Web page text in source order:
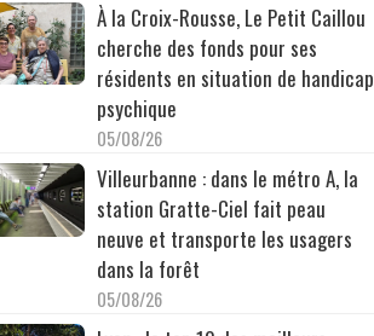
À la Croix-Rousse, Le Petit Caillou
cherche des fonds pour ses
résidents en situation de handicap
psychique
05/08/26
Villeurbanne : dans le métro A, la
station Gratte-Ciel fait peau
neuve et transporte les usagers
dans la forêt
05/08/26